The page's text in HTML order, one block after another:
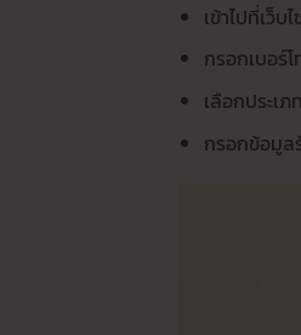
เข้าไปที่เว็
กรอกเบอร์
เลือกประเ
กรอกข้อมูล